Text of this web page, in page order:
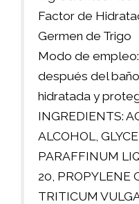
Factor de
Germen de Trigo
Modo de
después del
hidratada y
INGREDIENTS:
ALCOHOL,
PARAFFINUM
20, PROPYLENE
TRITICUM